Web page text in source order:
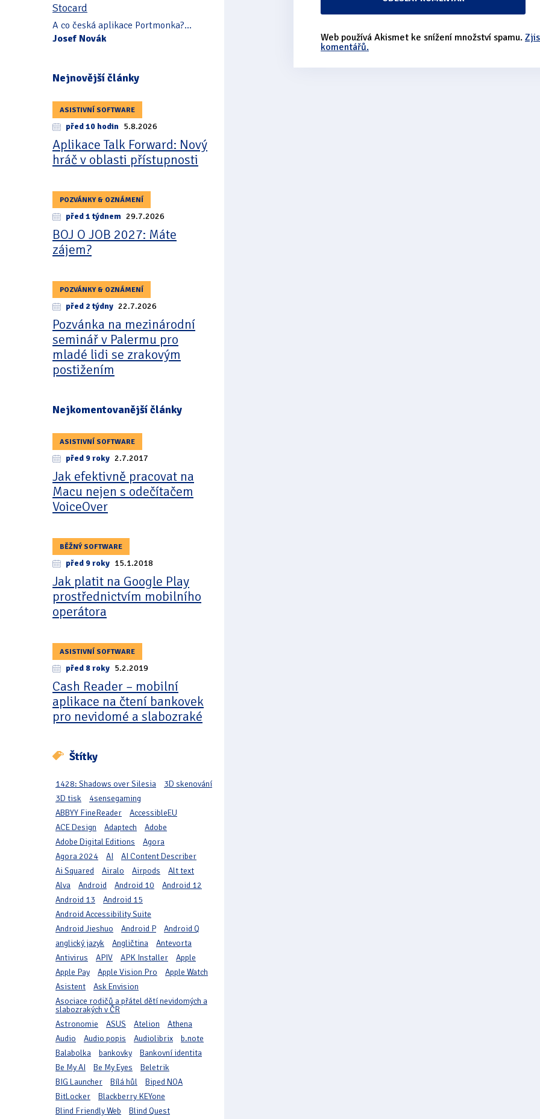
Stocard
A co česká aplikace Portmonka?...
Josef Novák
Nejnovější články
ASISTIVNÍ SOFTWARE
před 10 hodin 5.8.2026
Aplikace Talk Forward: Nový
hráč v oblasti přístupnosti
POZVÁNKY & OZNÁMENÍ
před 1 týdnem 29.7.2026
BOJ O JOB 2027: Máte
zájem?
POZVÁNKY & OZNÁMENÍ
před 2 týdny 22.7.2026
Pozvánka na mezinárodní
seminář v Palermu pro
mladé lidi se zrakovým
postižením
Nejkomentovanější články
ASISTIVNÍ SOFTWARE
před 9 roky 2.7.2017
Jak efektivně pracovat na
Macu nejen s odečítačem
VoiceOver
BĚŽNÝ SOFTWARE
před 9 roky 15.1.2018
Jak platit na Google Play
prostřednictvím mobilního
operátora
ASISTIVNÍ SOFTWARE
před 8 roky 5.2.2019
Cash Reader – mobilní
aplikace na čtení bankovek
pro nevidomé a slabozraké
Štítky
1428: Shadows over Silesia
3D skenování
3D tisk
4sensegaming
ABBYY FineReader
AccessibleEU
ACE Design
Adaptech
Adobe
Adobe Digital Editions
Agora
Agora 2024
AI
AI Content Describer
Ai Squared
Airalo Airpods
Alt text
Alva
Android Android 10
Android 12
Android 13
Android 15
Android Accessibility Suite
Android Jieshuo
Android P
Android Q
anglický jazyk
Angličtina
Antevorta
Antivirus
APIV APK Installer
Apple
Apple Pay
Apple Vision Pro
Apple Watch
Asistent
Ask Envision
Asociace rodičů a přátel dětí nevidomých a
slabozrakých v ČR
Astronomie
ASUS Atelion
Athena
Audio
Audio popis Audiolibrix
b.note
Balabolka
bankovky
Bankovní identita
Be My AI
Be My Eyes
Beletrik
BIG Launcher
Bílá hůl
Biped NOA
BitLocker
Blackberry KEYone
Blind Friendly Web
Blind Quest
Web používá Akismet ke snížení množství spamu.
komentářů.